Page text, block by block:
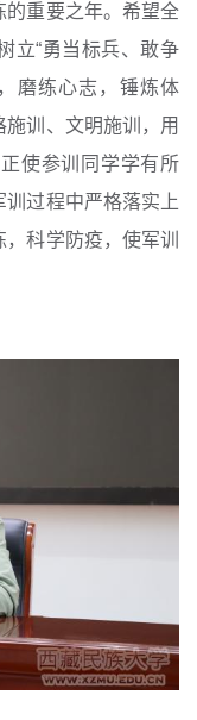
的重要之年。希望全
立“勇当标兵、敢争
磨练心志，锤炼体
训、文明施训，用
使参训同学学有所
过程中严格落实上
科学防疫，使军训